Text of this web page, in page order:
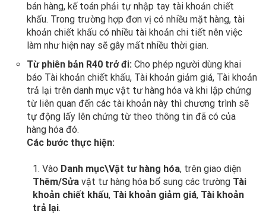
bán hàng, kế toán phải tự nhập tay tài khoản chiết
khấu. Trong trường hợp đơn vị có nhiều mặt hàng, tài
khoản chiết khấu có nhiều tài khoản chi tiết nên việc
làm như hiện nay sẽ gây mất nhiều thời gian.
Từ phiên bản R40 trở đi: Cho phép người dùng khai
báo Tài khoản chiết khấu, Tài khoản giảm giá, Tài khoản
trả lại trên danh mục vật tư hàng hóa và khi lập chứng
từ liên quan đến các tài khoản này thì chương trình sẽ
tự động lấy lên chứng từ theo thông tin đã có của
hàng hóa đó.
Các bước thực hiện:
1. Vào Danh mục\Vật tư hàng hóa, trên giao diện
Thêm/Sửa vật tư hàng hóa bổ sung các trường Tài
khoản chiết khấu, Tài khoản giảm giá, Tài khoản
trả lại.